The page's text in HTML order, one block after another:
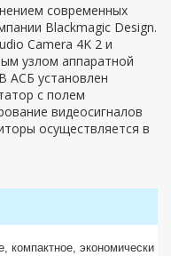
современных
Blackmagic Design.
Camera 4K 2 и
узлом аппаратной
АСБ установлен
с полем
видеосигналов
осуществляется в
компактное, экономически